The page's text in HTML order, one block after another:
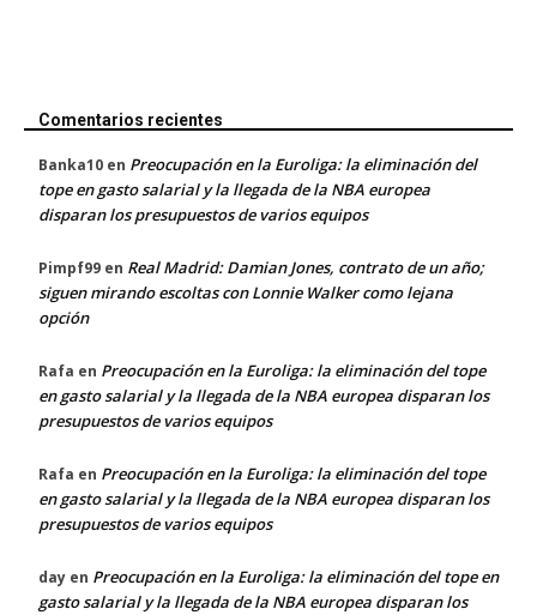
Comentarios recientes
Banka10 en Preocupación en la Euroliga: la eliminación del
tope en gasto salarial y la llegada de la NBA europea
disparan los presupuestos de varios equipos
Pimpf99 en Real Madrid: Damian Jones, contrato de un año;
siguen mirando escoltas con Lonnie Walker como lejana
opción
Rafa en Preocupación en la Euroliga: la eliminación del tope
en gasto salarial y la llegada de la NBA europea disparan los
presupuestos de varios equipos
Rafa en Preocupación en la Euroliga: la eliminación del tope
en gasto salarial y la llegada de la NBA europea disparan los
presupuestos de varios equipos
day en Preocupación en la Euroliga: la eliminación del tope en
gasto salarial y la llegada de la NBA europea disparan los